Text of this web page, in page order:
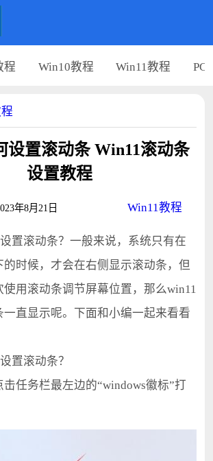
程 Win10教程 Win11教程 PC
设置滚动条 Win11滚动条
设置教程
年8月21日 Win11教程
滚动条？一般来说，系统只有在
时候，才会在右侧显示滚动条，但
使用滚动条调节屏幕位置，那么win11
直显示呢。下面和小编一起来看看
滚动条？
务栏最左边的“windows徽标”打